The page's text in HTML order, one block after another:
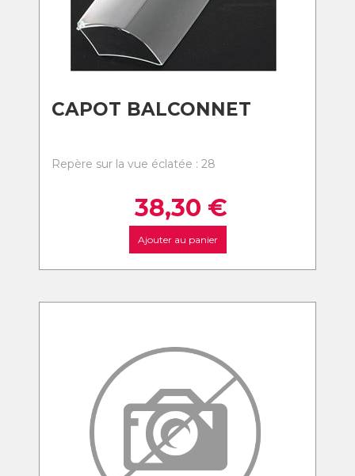
CAPOT BALCONNET
Repère sur la vue éclatée : 28
38,30 €
Ajouter au panier